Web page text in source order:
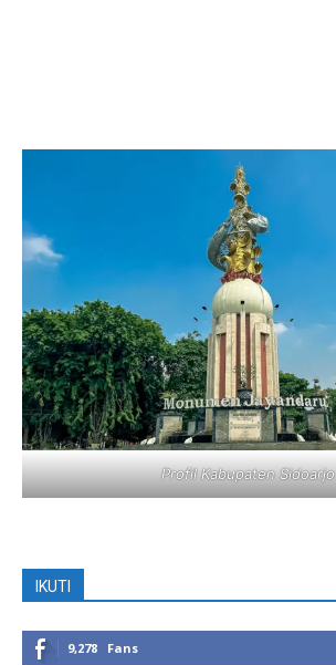
Profil Kabupaten Sidoarjo
IKUTI
9,278 Fans